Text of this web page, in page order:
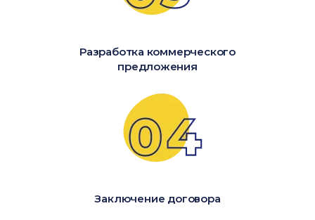
Разработка коммерческого
предложения
Заключение договора